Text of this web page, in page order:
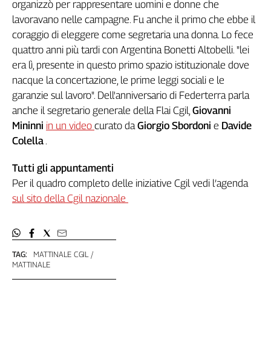
TAG:
MATTINALE CGIL
MATTINALE
organizzò per rappresentare uomini e donne che
lavoravano nelle campagne. Fu anche il primo che ebbe il
coraggio di eleggere come segretaria una donna. Lo fece
quattro anni più tardi con Argentina Bonetti Altobelli. "lei
era lì, presente in questo primo spazio istituzionale dove
nacque la concertazione, le prime leggi sociali e le
garanzie sul lavoro". Dell'anniversario di Federterra parla
anche il segretario generale della Flai Cgil, Giovanni
Mininni in un video curato da Giorgio Sbordoni e Davide
Colella .
Tutti gli appuntamenti
Per il quadro completo delle iniziative Cgil vedi l’agenda
sul sito della Cgil nazionale